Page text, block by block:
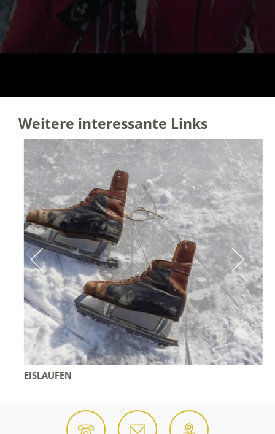
Weitere interessante Links
EISLAUFEN